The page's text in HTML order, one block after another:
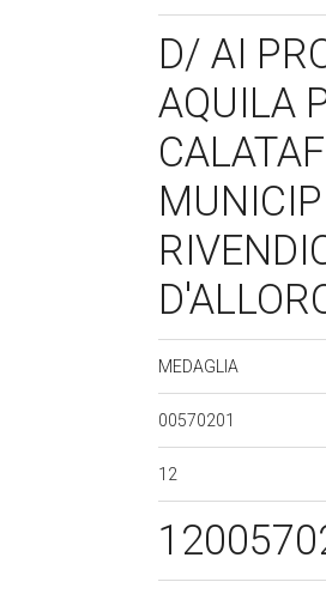
D/ AI
AQUILA
MEDAGLIA
00570201
12